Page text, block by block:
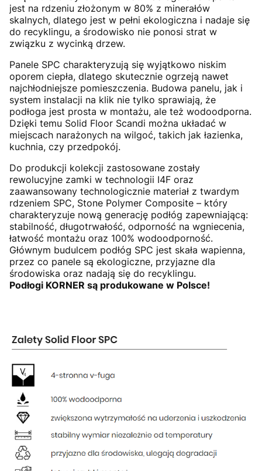
jest na rdzeniu złożonym w 80% z minerałów
skalnych, dlatego jest w pełni ekologiczna i nadaje się
do recyklingu, a środowisko nie ponosi strat w
związku z wycinką drzew.
Panele SPC charakteryzują się wyjątkowo niskim
oporem ciepła, dlatego skutecznie ogrzeją nawet
najchłodniejsze pomieszczenia. Budowa panelu, jak i
system instalacji na klik nie tylko sprawiają, że
podłoga jest prosta w montażu, ale też wodoodporna.
Dzięki temu Solid Floor Scandi można układać w
miejscach narażonych na wilgoć, takich jak łazienka,
kuchnia, czy przedpokój.
Do produkcji kolekcji zastosowane zostały
rewolucyjne zamki w technologii I4F oraz
zaawansowany technologicznie materiał z twardym
rdzeniem SPC, Stone Polymer Composite – który
charakteryzuje nową generację podłóg zapewniającą:
stabilność, długotrwałość, odporność na wgniecenia,
łatwość montażu oraz 100% wodoodporność.
Głównym budulcem podłóg SPC jest skała wapienna,
przez co panele są ekologiczne, przyjazne dla
środowiska oraz nadają się do recyklingu.
Podłogi KORNER są produkowane w Polsce!